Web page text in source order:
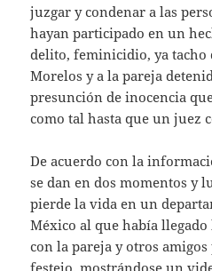
juzgar y condenar a las
hayan participado en un
delito, feminicidio, ya tacho
Morelos y a la pareja
presunción de inocencia
como tal hasta que un juez
De acuerdo con la
se dan en dos momentos y
pierde la vida en un
México al que había
con la pareja y otros
festejo, mostrándose un